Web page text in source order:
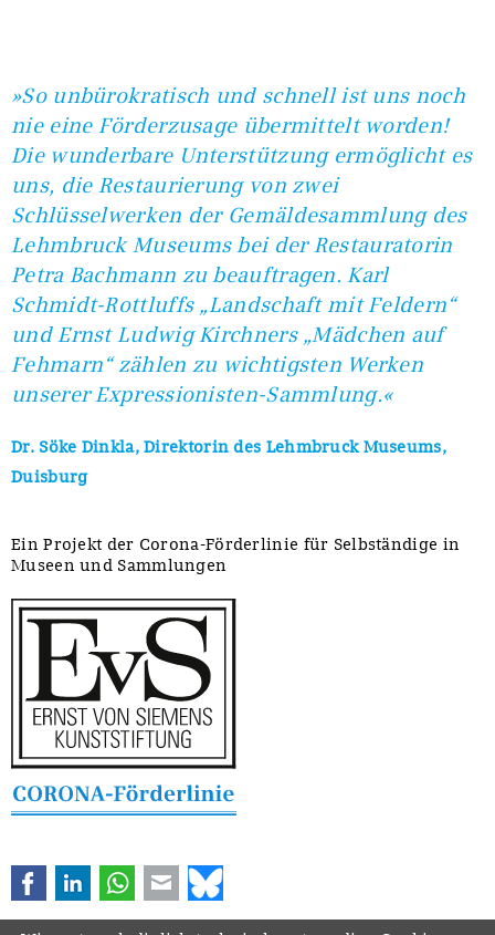
»So unbürokratisch und schnell ist uns noch
nie eine Förderzusage übermittelt worden!
Die wunderbare Unterstützung ermöglicht es
uns, die Restaurierung von zwei
Schlüsselwerken der Gemäldesammlung des
Lehmbruck Museums bei der Restauratorin
Petra Bachmann zu beauftragen. Karl
Schmidt-Rottluffs „Landschaft mit Feldern“
und Ernst Ludwig Kirchners „Mädchen auf
Fehmarn“ zählen zu wichtigsten Werken
unserer Expressionisten-Sammlung.«
Dr. Söke Dinkla, Direktorin des Lehmbruck Museums,
Duisburg
Ein Projekt der Corona-Förderlinie für Selbständige in
Museen und Sammlungen
FacebookLinkedInWhatsApp
E-mail